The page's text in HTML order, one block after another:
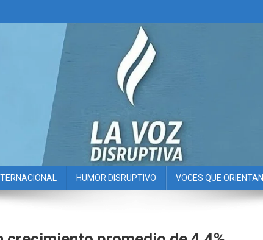
HUMOR DISRUPTIVO VOCES QUE ORIENTAN